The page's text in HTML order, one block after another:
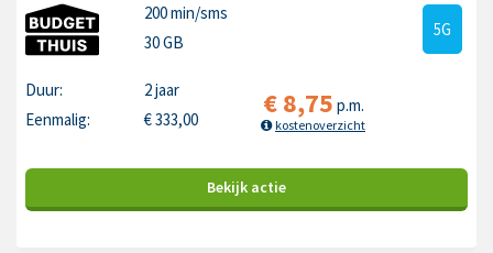
200 min/sms
30 GB
5G
Duur:
2 jaar
Eenmalig:
€333,00 €8,75 p.m.
kostenoverzicht
Bekijk actie